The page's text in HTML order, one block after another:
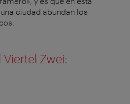
ciudad abundan los
Zwei: